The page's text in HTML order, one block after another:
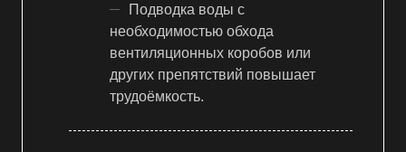
Подводка воды с
необходимостью обхода
вентиляционных коробов или
других препятствий повышает
трудоёмкость.